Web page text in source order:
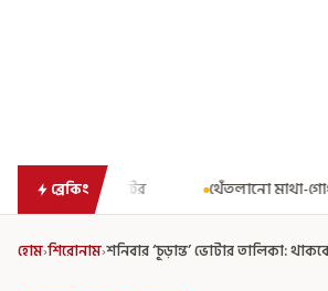
ব্রেকিং
থেঁতলানো মাথা-গোপনাঙ্গে রড! বিজেপিশাসিত
হোম›শিরোনাম›শনিবার ‘চূড়ান্ত’ ভোটার তালিকা: